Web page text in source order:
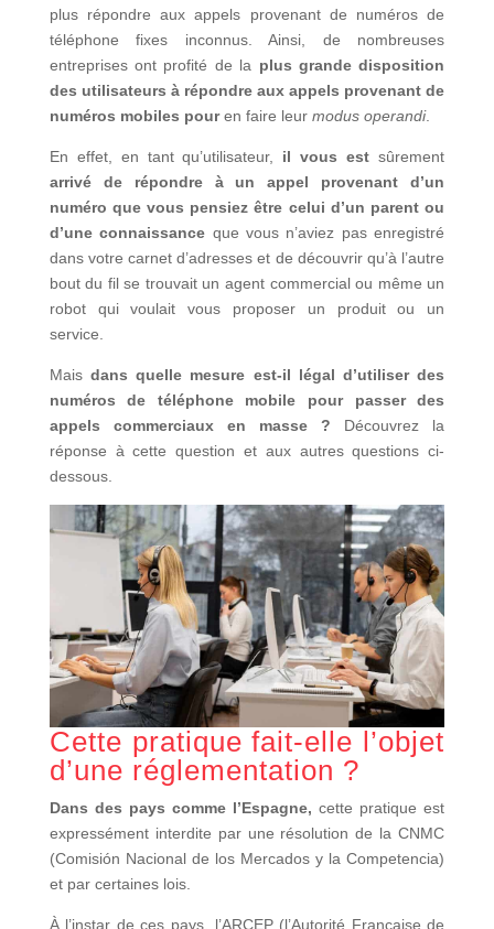
plus répondre aux appels provenant de numéros de
téléphone fixes inconnus. Ainsi, de nombreuses
entreprises ont profité de la plus grande disposition
des utilisateurs à répondre aux appels provenant de
numéros mobiles pouren faire leur modus operandi.
En effet, en tant qu’utilisateur, il vous estsûrement
arrivé de répondre à un appel provenant d’un
numéro que vous pensiez être celui d’un parent ou
d’une connaissance que vous n’aviez pas enregistré
dans votre carnet d’adresses et de découvrir qu’à l’autre
bout du fil se trouvait un agent commercial ou même un
robot qui voulait vous proposer un produit ou un
service.
Mais dans quelle mesure est-il légal d’utiliser des
numéros de téléphone mobile pour passer des
appels commerciaux en masse ? Découvrez la
réponse à cette question et aux autres questions ci-
dessous.
Cette pratique fait-elle l’objet
d’une réglementation ?
Dans des pays comme l’Espagne,cette pratique est
expressément interdite par une résolution de la CNMC
(Comisión Nacional de los Mercados y la Competencia)
et par certaines lois.
À l’instar de ces pays, l’ARCEP (l’Autorité Française de